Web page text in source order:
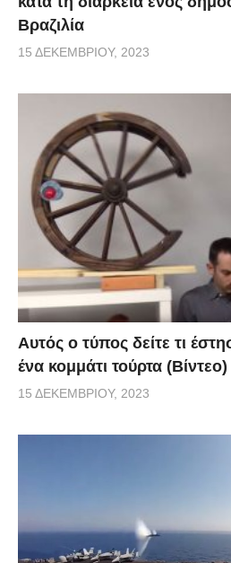
Βραζιλία
15 ΔΕΚΕΜΒΡΊΟΥ, 2023
Αυτός ο τύπος δείτε τι
ένα κομμάτι τούρτα (Βίντεο)
15 ΔΕΚΕΜΒΡΊΟΥ, 2023